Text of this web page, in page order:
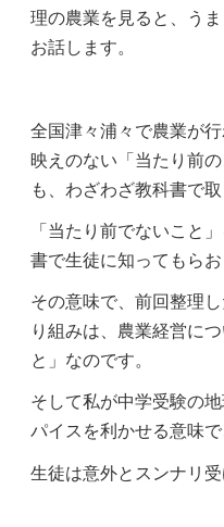
理の農業を見ると、う
お話します。
全国津々浦々で農業が
映えのない「当たり前
も、わざわざ教科書で
「当たり前でないこと
書で生徒に知ってもら
その意味で、前回整理
り組みは、農業経営に
と」なのです。
そして私が中学受験の
パイスを利かせる意味
生徒は意外とスンナリ受